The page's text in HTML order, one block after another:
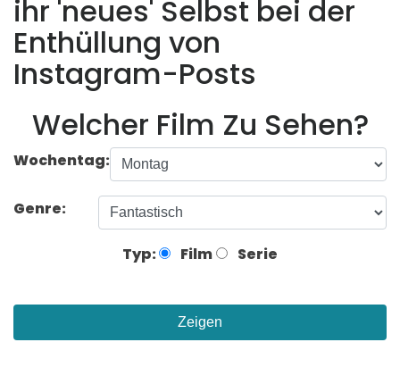
ihr 'neues' Selbst bei der
Enthüllung von
Instagram-Posts
Welcher Film Zu Sehen?
Wochentag:
Genre:
Typ: Film Serie
Zeigen